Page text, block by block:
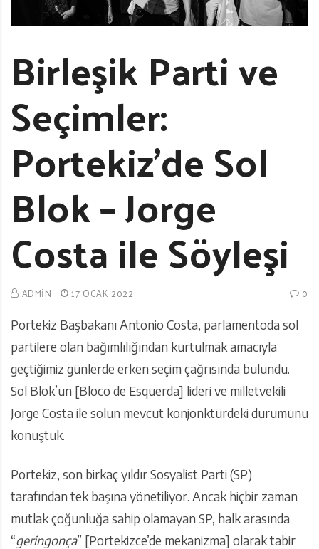
Birleşik Parti ve
Seçimler:
Portekiz’de Sol
Blok – Jorge
Costa ile Söyleşi
ADMIN 17 OCAK 2022 0
Portekiz Başbakanı Antonio Costa, parlamentoda sol
partilere olan bağımlılığından kurtulmak amacıyla
geçtiğimiz günlerde erken seçim çağrısında bulundu.
Sol Blok’un [Bloco de Esquerda] lideri ve milletvekili
Jorge Costa ile solun mevcut konjonktürdeki durumunu
konuştuk.
Portekiz, son birkaç yıldır Sosyalist Parti (SP)
tarafından tek başına yönetiliyor. Ancak hiçbir zaman
mutlak çoğunluğa sahip olamayan SP, halk arasında
“geringonça” [Portekizce’de mekanizma] olarak tabir